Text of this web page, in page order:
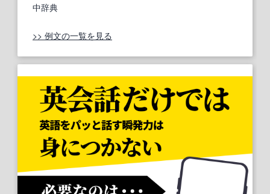
中辞典
>> 例文の一覧を見る